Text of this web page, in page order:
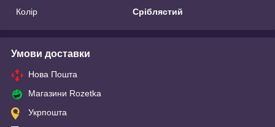
Колір
Сріблястий
Умови доставки
Нова Пошта
Магазини Rozetka
Укрпошта